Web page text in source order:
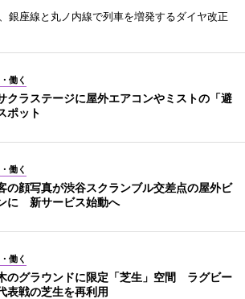
銀座線と丸ノ内線で列車を増発するダイヤ改正
働く
クラステージに屋外エアコンやミストの「避
ポット
働く
の顔写真が渋谷スクランブル交差点の屋外ビ
に 新サービス始動へ
働く
のグラウンドに限定「芝生」空間 ラグビー
表戦の芝生を再利用